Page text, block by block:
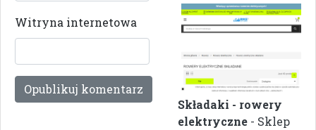
Witryna internetowa
Składaki - rowery
elektryczne - Sklep